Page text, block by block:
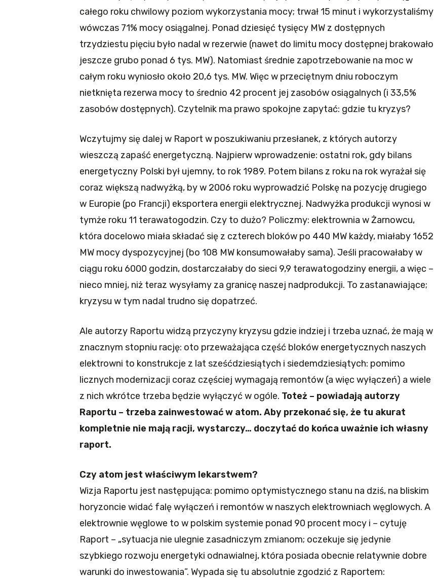
całego roku chwilowy poziom wykorzystania mocy; trwał 15 minut i wykorzystaliśmy
wówczas 71% mocy osiągalnej. Ponad dziesięć tysięcy MW z dostępnych
trzydziestu pięciu było nadal w rezerwie (nawet do limitu mocy dostępnej brakowało
jeszcze grubo ponad 6 tys. MW). Natomiast średnie zapotrzebowanie na moc w
całym roku wyniosło około 20,6 tys. MW. Więc w przeciętnym dniu roboczym
nietknięta rezerwa mocy to średnio 42 procent jej zasobów osiągalnych (i 33,5%
zasobów dostępnych). Czytelnik ma prawo spokojne zapytać: gdzie tu kryzys?
Wczytujmy się dalej w Raport w poszukiwaniu przesłanek, z których autorzy
wieszczą zapaść energetyczną. Najpierw wprowadzenie: ostatni rok, gdy bilans
energetyczny Polski był ujemny, to rok 1989. Potem bilans z roku na rok wyrażał się
coraz większą nadwyżką, by w 2006 roku wyprowadzić Polskę na pozycję drugiego
w Europie (po Francji) eksportera energii elektrycznej. Nadwyżka produkcji wynosi w
tymże roku 11 terawatogodzin. Czy to dużo? Policzmy: elektrownia w Żarnowcu,
która docelowo miała składać się z czterech bloków po 440 MW każdy, miałaby 1652
MW mocy dyspozycyjnej (bo 108 MW konsumowałaby sama). Jeśli pracowałaby w
ciągu roku 6000 godzin, dostarczałaby do sieci 9,9 terawatogodziny energii, a więc –
nieco mniej, niż teraz wysyłamy za granicę naszej nadprodukcji. To zastanawiające;
kryzysu w tym nadal trudno się dopatrzeć.
Ale autorzy Raportu widzą przyczyny kryzysu gdzie indziej i trzeba uznać, że mają w
znacznym stopniu rację: oto przeważająca część bloków energetycznych naszych
elektrowni to konstrukcje z lat sześćdziesiątych i siedemdziesiątych: pomimo
licznych modernizacji coraz częściej wymagają remontów (a więc wyłączeń) a wiele
z nich wkrótce trzeba będzie wyłączyć w ogóle. Toteż – powiadają autorzy
Raportu – trzeba zainwestować w atom. Aby przekonać się, że tu akurat
kompletnie nie mają racji, wystarczy… doczytać do końca uważnie ich własny
raport.
Czy atom jest właściwym lekarstwem?
Wizja Raportu jest następująca: pomimo optymistycznego stanu na dziś, na bliskim
horyzoncie widać falę wyłączeń i remontów w naszych elektrowniach węglowych. A
elektrownie węglowe to w polskim systemie ponad 90 procent mocy i – cytuję
Raport – „sytuacja nie ulegnie zasadniczym zmianom; oczekuje się jedynie
szybkiego rozwoju energetyki odnawialnej, która posiada obecnie relatywnie dobre
warunki do inwestowania”. Wypada się tu absolutnie zgodzić z Raportem: